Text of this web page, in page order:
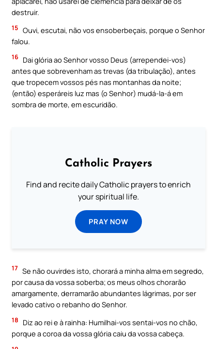
destruir.
15 Ouvi, escutai, não vos ensoberbeçais, porque o Senhor
falou.
16 Dai glória ao Senhor vosso Deus (arrependei-vos)
antes que sobrevenham as trevas (da tribulação), antes
que tropecem vossos pés nas montanhas da noite;
(então) esperáreis luz mas (o Senhor) mudá-la-á em
sombra de morte, em escuridão.
Catholic Prayers
Find and recite daily Catholic prayers to enrich
your spiritual life.
PRAY NOW
17 Se não ouvirdes isto, chorará a minha alma em segredo,
por causa da vossa soberba; os meus olhos chorarão
amargamente, derramarão abundantes lágrimas, por ser
levado cativo o rebanho do Senhor.
18
Diz ao rei e à rainha: Humilhai-vos sentai-vos no chão,
porque a coroa da vossa glória caiu da vossa cabeça.